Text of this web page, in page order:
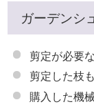
ガーデンシ
剪定が必要
剪定した枝
購入した機